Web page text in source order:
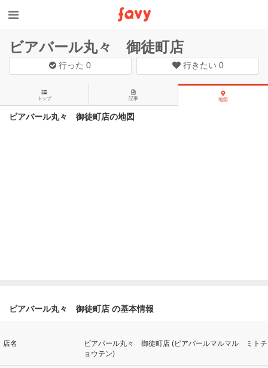
ビアバール丸々 御徒町店
行った0 行きたい 0
トップ 記事 地図
ビアバール丸々 御徒町店の地図
ビアバール丸々 御徒町店 の基本情報
店名
ビアバール丸々 御徒町店 (ビアバールマルマル ミトチ
ョウテン)